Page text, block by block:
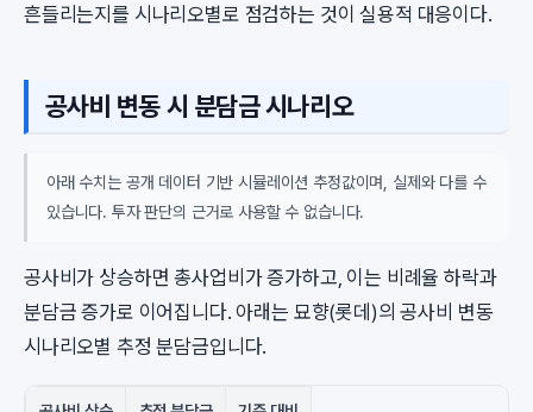
흔들리는지를 시나리오별로 점검하는 것이 실용적 대응이다.
공사비 변동 시 분담금 시나리오
아래 수치는 공개 데이터 기반 시뮬레이션 추정값이며, 실제와 다를 수
있습니다. 투자 판단의 근거로 사용할 수 없습니다.
공사비가 상승하면 총사업비가 증가하고, 이는 비례율 하락과
분담금 증가로 이어집니다. 아래는 묘향(롯데)의 공사비 변동
시나리오별 추정 분담금입니다.